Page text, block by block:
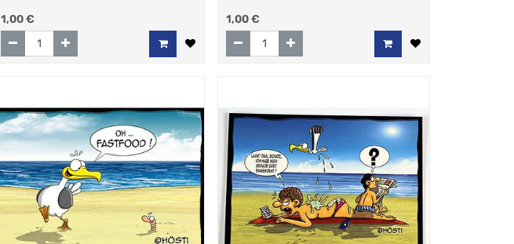
1,00€
1,00€